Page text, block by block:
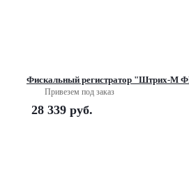
Фискальный регистратор "Штрих-М
Привезем под заказ
28 339 руб.